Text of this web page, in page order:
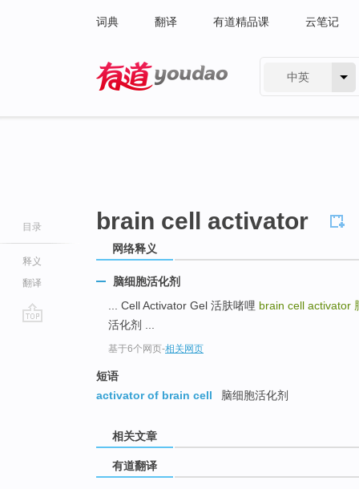
词典 翻译 有道精品课 云笔记
中英
目录
释义
翻译
brain cell activator
网络释义
脑细胞活化剂
... Cell Activator Gel 活肤啫哩 brain cell activator
活化剂 ...
基于6个网页-相关网页
短语
activator of brain cell
脑细胞活化剂
相关文章
有道翻译